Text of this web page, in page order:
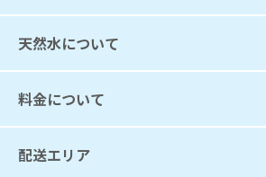
天然水について
料金について
配送エリア